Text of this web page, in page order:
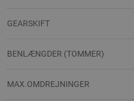
GEARSKIFT
BENLÆNGDER (TOMMER)
MAX.OMDREJNINGER